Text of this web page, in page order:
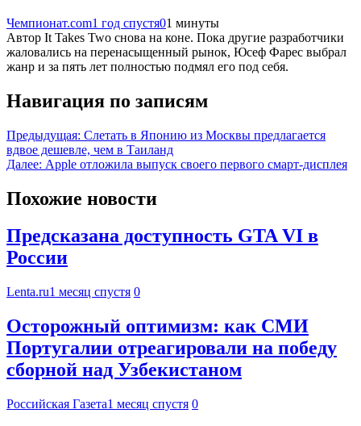
Чемпионат.com1 год спустя01 минуты
Автор It Takes Two снова на коне. Пока другие разработчики
жаловались на перенасыщенный рынок, Юсеф Фарес выбрал
жанр и за пять лет полностью подмял его под себя.
Навигация по записям
Предыдущая: Слетать в Японию из Москвы предлагается
вдвое дешевле, чем в Таиланд
Далее: Apple отложила выпуск своего первого смарт-дисплея
Похожие новости
Предсказана доступность GTA VI в
России
Lenta.ru1 месяц спустя 0
Осторожный оптимизм: как СМИ
Португалии отреагировали на победу
сборной над Узбекистаном
Российская Газета1 месяц спустя 0